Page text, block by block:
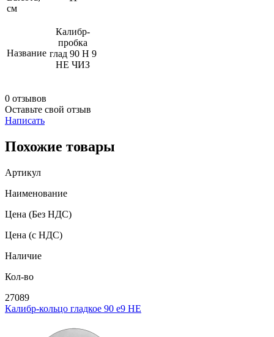
см
Название
Калибр-
пробка
глад 90 H 9
НЕ ЧИЗ
0 отзывов
Оставьте свой отзыв
Написать
Похожие товары
Артикул
Наименование
Цена (Без НДС)
Цена (с НДС)
Наличие
Кол-во
27089
Калибр-кольцо гладкое 90 e9 НЕ